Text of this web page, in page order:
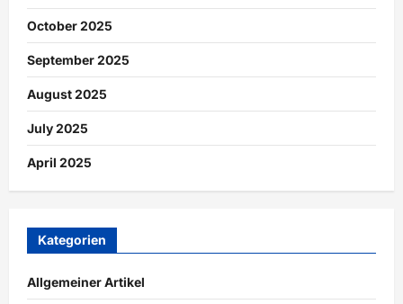
October 2025
September 2025
August 2025
July 2025
April 2025
Kategorien
Allgemeiner Artikel